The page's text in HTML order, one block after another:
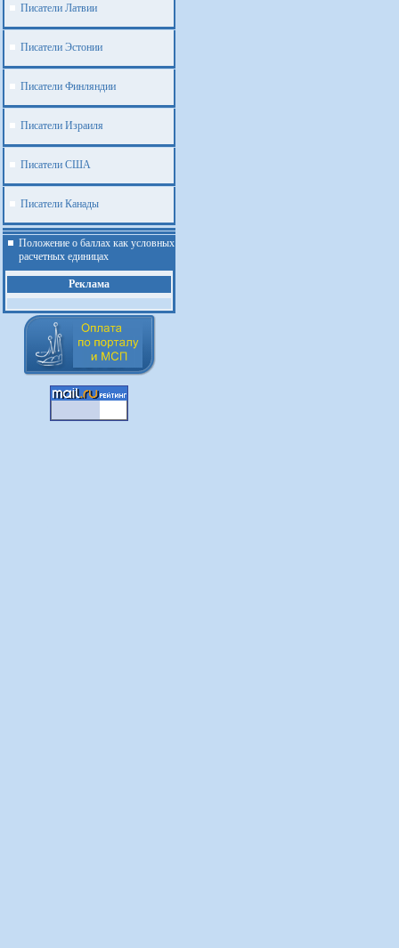
Писатели Латвии
Писатели Эстонии
Писатели Финляндии
Писатели Израиля
Писатели США
Писатели Канады
Положение о баллах как условных
расчетных единицах
Реклама